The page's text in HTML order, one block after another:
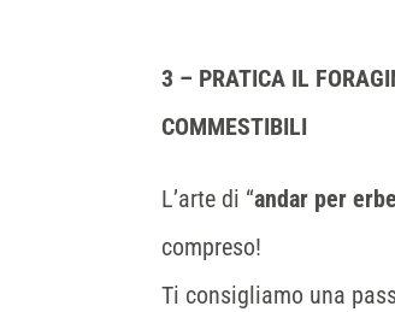
3 – PRATICA IL
COMMESTIBILI
L’arte di “andar per erbe
compreso!
Ti consigliamo una